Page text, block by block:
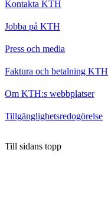
Kontakta KTH
Jobba på KTH
Press och media
Faktura och betalning KTH
Om KTH:s webbplatser
Tillgänglighetsredogörelse
Till sidans topp